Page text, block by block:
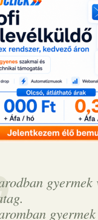
gyermek